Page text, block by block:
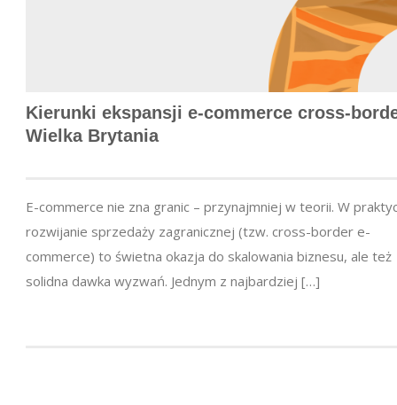
Kierunki ekspansji e-commerce cross-
Wielka Brytania
E-commerce nie zna granic – przynajmniej w teorii. W
rozwijanie sprzedaży zagranicznej (tzw. cross-border e-
commerce) to świetna okazja do skalowania biznesu, ale też
solidna dawka wyzwań. Jednym z najbardziej […]